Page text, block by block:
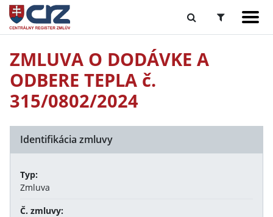
ZMLUVA O DODÁVKE A
ODBERE TEPLA č.
315/0802/2024
Identifikácia zmluvy
Typ:
Zmluva
Č. zmluvy: